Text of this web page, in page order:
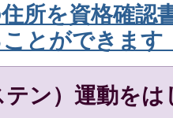
所を資格確認
とができます
テン）運動を